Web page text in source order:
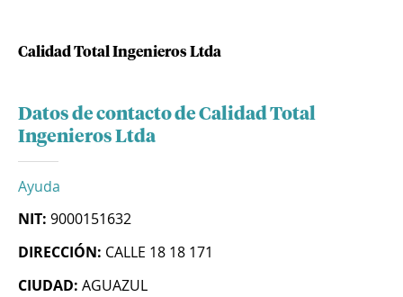
Calidad Total Ingenieros Ltda
Datos de contacto de Calidad Total
Ingenieros Ltda
Ayuda
NIT: 9000151632
DIRECCIÓN: CALLE 18 18 171
CIUDAD: AGUAZUL